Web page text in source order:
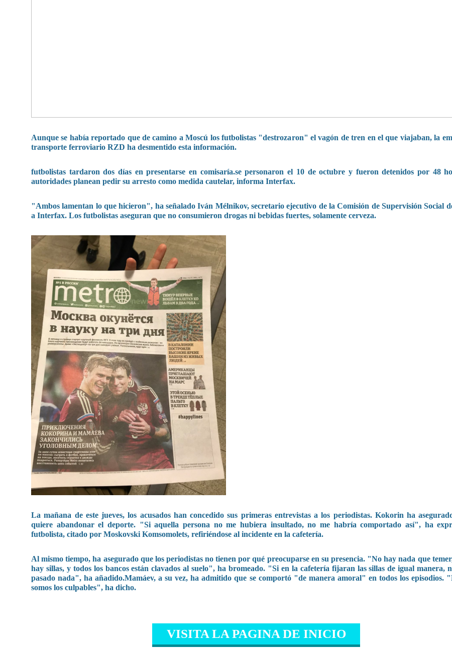
Aunque se había reportado que de camino a Moscú los futbolistas "destrozaron" el vagón de tren en el que viajaban, la
transporte ferroviario RZD ha desmentido esta información.
futbolistas tardaron dos días en presentarse en comisaría.se personaron el 10 de octubre y fueron detenidos por 48
autoridades planean pedir su arresto como medida cautelar, informa Interfax.
"Ambos lamentan lo que hicieron", ha señalado Iván Mélnikov, secretario ejecutivo de la Comisión de Supervisión Social
a Interfax. Los futbolistas aseguran que no consumieron drogas ni bebidas fuertes, solamente cerveza.
La mañana de este jueves, los acusados han concedido sus primeras entrevistas a los periodistas. Kokorin ha
quiere abandonar el deporte. "Si aquella persona no me hubiera insultado, no me habría comportado así", ha
futbolista, citado por Moskovski Komsomolets, refiriéndose al incidente en la cafetería.
Al mismo tiempo, ha asegurado que los periodistas no tienen por qué preocuparse en su presencia. "No hay nada que
hay sillas, y todos los bancos están clavados al suelo", ha bromeado. "Si en la cafetería fijaran las sillas de igual manera,
pasado nada", ha añadido.Mamáev, a su vez, ha admitido que se comportó "de manera amoral" en todos los episodios.
somos los culpables", ha dicho.
VISITA LA PAGINA DE INICIO